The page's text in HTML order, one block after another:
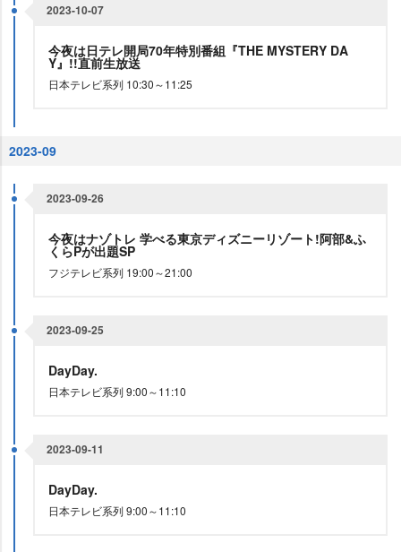
2023-10-07
今夜は日テレ開局70年特別番組『THE MYSTERY DA
Y』!!直前生放送
日本テレビ系列 10:30～11:25
2023-09
2023-09-26
今夜はナゾトレ 学べる東京ディズニーリゾート!阿部&ふ
くらPが出題SP
フジテレビ系列 19:00～21:00
2023-09-25
DayDay.
日本テレビ系列 9:00～11:10
2023-09-11
DayDay.
日本テレビ系列 9:00～11:10